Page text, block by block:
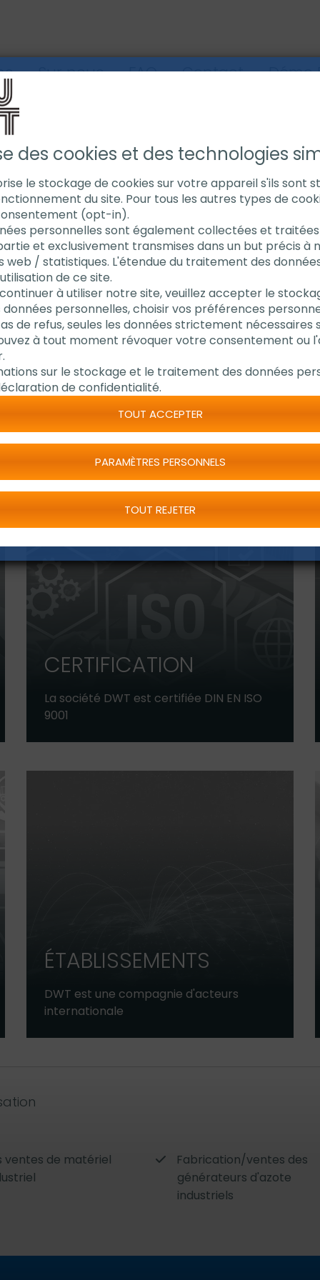
Sur nous FAQ Contact Démo
fournisseur d'outils à
Aujourd'hui DWT
CERTIFICATION
La société DWT est certifiée DIN EN ISO
9001
ÉTABLISSEMENTS
DWT est une compagnie d'acteurs
internationale
ventes de matériel
Fabrication/ventes des
générateurs d'azote
industriels
des cookies et des technologies
le stockage de cookies sur votre appareil s'ils sont
du site. Pour tous les autres types de
(opt-in).
personnelles sont également collectées et
et exclusivement transmises dans un but précis à
web / statistiques. L'étendue du traitement des
de ce site.
à utiliser notre site, veuillez accepter le
personnelles, choisir vos préférences
de refus, seules les données strictement
à tout moment révoquer votre consentement ou
sur le stockage et le traitement des données
de confidentialité.
TOUT ACCEPTER
PARAMÈTRES PERSONNELS
TOUT REJETER